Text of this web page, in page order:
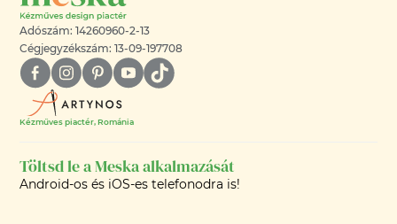
Adószám: 14260960-2-13
Cégjegyzékszám: 13-09-197708
Kézműves piactér, Románia
Töltsd le a Meska alkalmazását
Android-os és iOS-es telefonodra is!